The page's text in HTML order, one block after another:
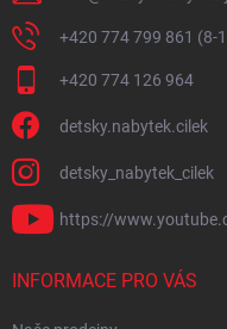
+420 774 799 861 (8-
+420 774 126 964
detsky.nabytek.cilek
detsky_nabytek_cilek
https://
INFORMACE PRO VÁS